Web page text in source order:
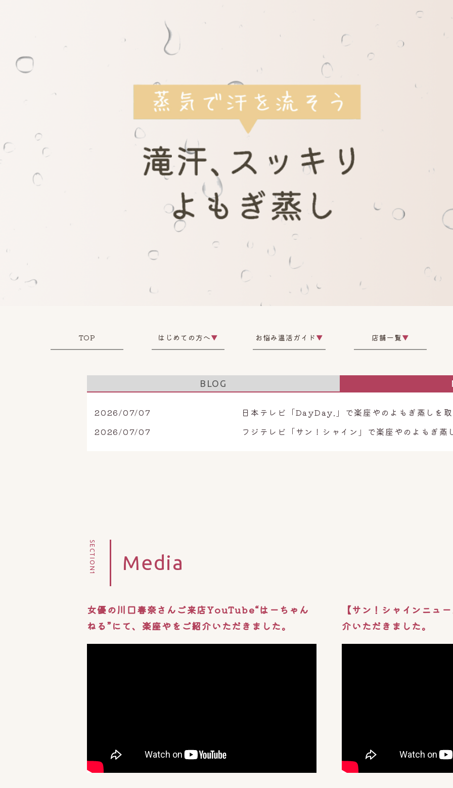
TOP はじめての方へ▼ お悩み温活ガイド ▼ 店舗一覧▼
BLOG
2026/07/07
日本テレビ「DayDay.」で楽座やのよもぎ蒸しを
2026/07/07
フジテレビ「サン！シャイン」で楽座やのよもぎ蒸
Media
SECTION1
女優の川口春奈さんご来店YouTube“はーちゃん
ねる”にて、楽座やをご紹介いただきました。
【サン！シャインニュ
介いただきました。